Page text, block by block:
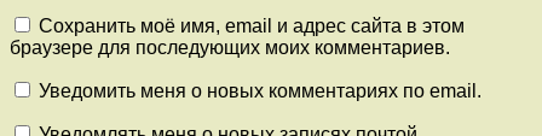
Сохранить моё имя, email и адрес сайта в этом
браузере для последующих моих комментариев.
Уведомить меня о новых комментариях по email.